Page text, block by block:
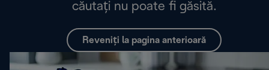
căutați nu poate fi găsită.
Reveniți la pagina anterioară